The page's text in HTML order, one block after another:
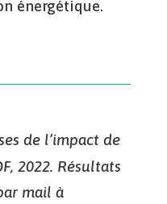
énergétique.
de l’impact de
2022. Résultats
mail à